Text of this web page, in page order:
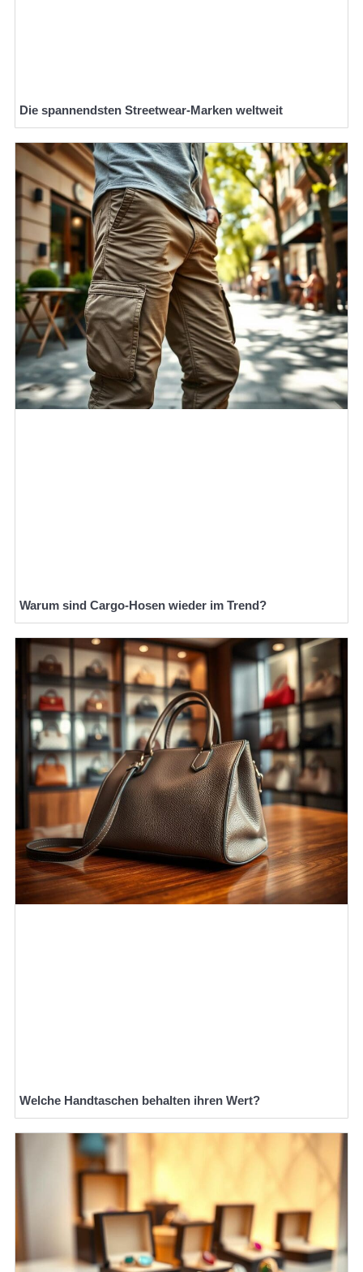
Die spannendsten Streetwear-Marken weltweit
Warum sind Cargo-Hosen wieder im Trend?
Welche Handtaschen behalten ihren Wert?